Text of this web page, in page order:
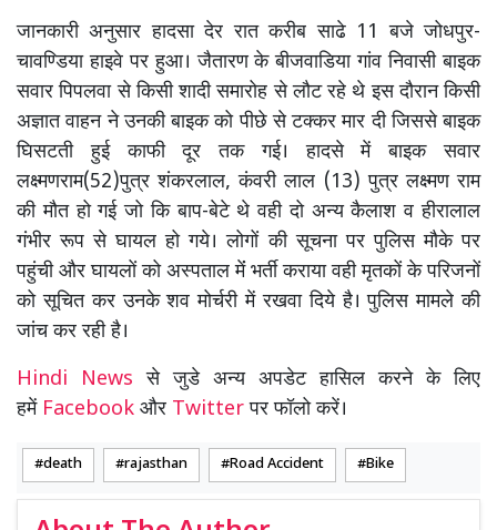
जानकारी अनुसार हादसा देर रात करीब साढे 11 बजे जोधपुर-
चावण्डिया हाइवे पर हुआ। जैतारण के बीजवाडिया गांव निवासी बाइक
सवार पिपलवा से किसी शादी समारोह से लौट रहे थे इस दौरान किसी
अज्ञात वाहन ने उनकी बाइक को पीछे से टक्कर मार दी जिससे बाइक
घिसटती हुई काफी दूर तक गई। हादसे में बाइक सवार
लक्ष्मणराम(52)पुत्र शंकरलाल, कंवरी लाल (13) पुत्र लक्ष्मण राम
की मौत हो गई जो कि बाप-बेटे थे वही दो अन्य कैलाश व हीरालाल
गंभीर रूप से घायल हो गये। लोगों की सूचना पर पुलिस मौके पर
पहुंची और घायलों को अस्पताल मेंं भर्ती कराया वही मृतकों के परिजनों
को सूचित कर उनके शव मोर्चरी में रखवा दिये है। पुलिस मामले की
जांच कर रही है।
Hindi Newsसे जुडे अन्य अपडेट हासिल करने के लिए
हमें Facebook और Twitterपर फॉलो करें।
death rajasthan Road Accident Bike